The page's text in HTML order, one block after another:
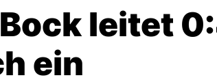
leitet
ein